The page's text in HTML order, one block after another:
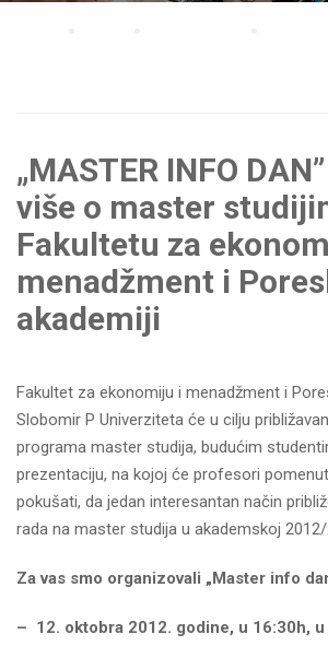
„MASTER INFO
više o master
Fakultetu za
menadžment i
akademiji
Fakultet za ekonomiju i menadžment i
Slobomir P Univerziteta će u cilju
programa master studija, budućim
prezentaciju, na kojoj će profesori
pokušati, da jedan interesantan način
rada na master studija u akademskoj
Za vas smo organizovali „Master info
– 12. oktobra 2012. godine, u 16:30h, u